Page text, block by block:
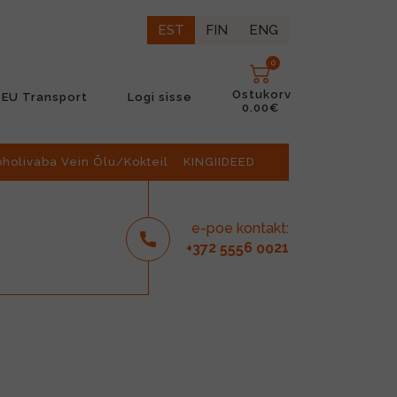
EST FIN ENG
EU Transport Logi sisse
0
Ostukorv
0.00€
Vein Õlu/Kokteil KINGIIDEED
e-poe kontakt:
+372 5556 0021